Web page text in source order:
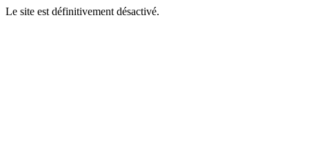
Le site est définitivement désactivé.